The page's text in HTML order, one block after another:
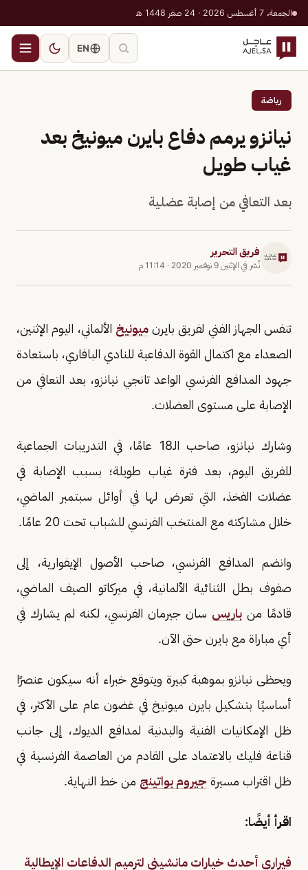
الجمعة، 7 أغسطس 2026 · 24 صفر 1448 هـ
EN
رياضة
نيانزو يرمم دفاع بايرن ميونيخ بعد
غياب طويل
بعد التعافي من إصابة عضلية
فريق التحرير
نُشر في الإثنين 9 نوفمبر 2020 · 11:14 م
تنفس الجهاز الفني لفريق بايرنميونيخ الألماني، اليوم الإثنين،
الصعداء مع اكتمال القوة الدفاعية للنادي البافاري، باستعادة
جهود المدافع الفرنسي الواعد تانجي نيانزو، بعد التعافي من
الإصابة على مستوى العضلات.
وشارك نيانزو، صاحب الـ18 عامًا، في التدريبات الجماعية
للفريق اليوم، بعد فترة غياب طويلة؛ بسبب الإصابة في
عضلات الفخذ، التي تعرض لها في أوائل سبتمبر الماضي،
خلال مشاركته مع المنتخب الفرنسي للشباب تحت 20 عامًا.
وانضم المدافع الفرنسي، صاحب الأصول الإيفوارية، إلى
صفوف بطل الثنائية الألمانية، في ميركاتو الصيف الماضي،
قادمًا من باريس سان جيرمان الفرنسي، لكنه لم يشارك في
أي مباراة مع بايرن حتى الآن.
ويحظى نيانزو بموهبة كبيرة ويتوقع خبراء أنه سيكون عنصرًا
أساسيًا بتشكيل بايرن ميونيخ في غضون عام على الأكثر، في
ظل الإمكانيات الفنية والبدنية لمدافع الديوك، إلى جانب
قناعة فليك بالاعتماد على القادم من العاصمة الفرنسية في
ظل اقتراب مسيرة جيروم بواتينج من خط النهاية.
اقرأ أيضًا:
فيراري أحدث خيارات مانشيني لترميم الدفاعات الإيطالية